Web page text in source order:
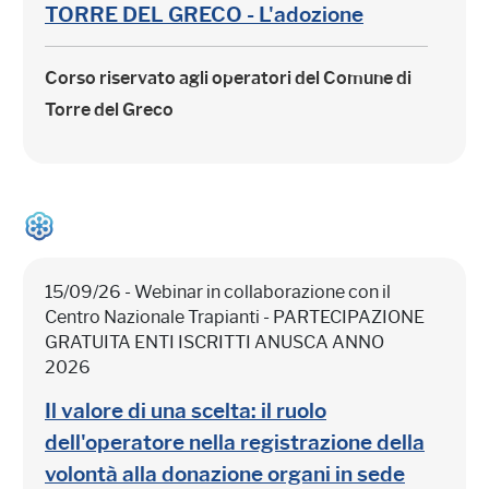
TORRE DEL GRECO - L'adozione
Corso riservato agli operatori del Comune di
Torre del Greco
15/09/26 - Webinar in collaborazione con il
Centro Nazionale Trapianti - PARTECIPAZIONE
GRATUITA ENTI ISCRITTI ANUSCA ANNO
2026
Il valore di una scelta: il ruolo
dell'operatore nella registrazione della
volontà alla donazione organi in sede